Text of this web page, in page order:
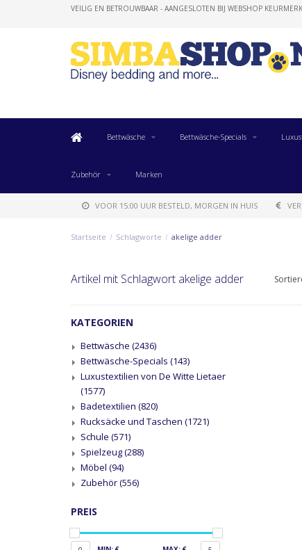
VEILIG EN BETROUWBAAR - AANGESLOTEN BIJ WEBSHOP KEURMERK
Bettwäsche Bettwäsche-Specials
Zubehör Marken
VOOR 15:00 UUR BESTELD, MORGEN IN HUIS
Startseite / Schlagworte / akelige adder
Artikel mit Schlagwort akelige adder
KATEGORIEN
Bettwäsche (2436)
Bettwäsche-Specials (143)
Luxustextilien von De Witte Lietaer
(1577)
Badetextilien (820)
Rucksäcke und Taschen (1721)
Schule (571)
Spielzeug(288)
Möbel (94)
Zubehör(556)
PREIS